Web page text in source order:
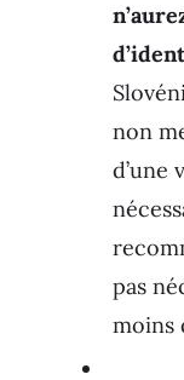
non
d’une
pas
moins